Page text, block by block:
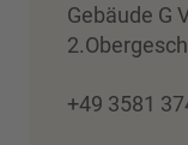
Gebäude G
+49 3581